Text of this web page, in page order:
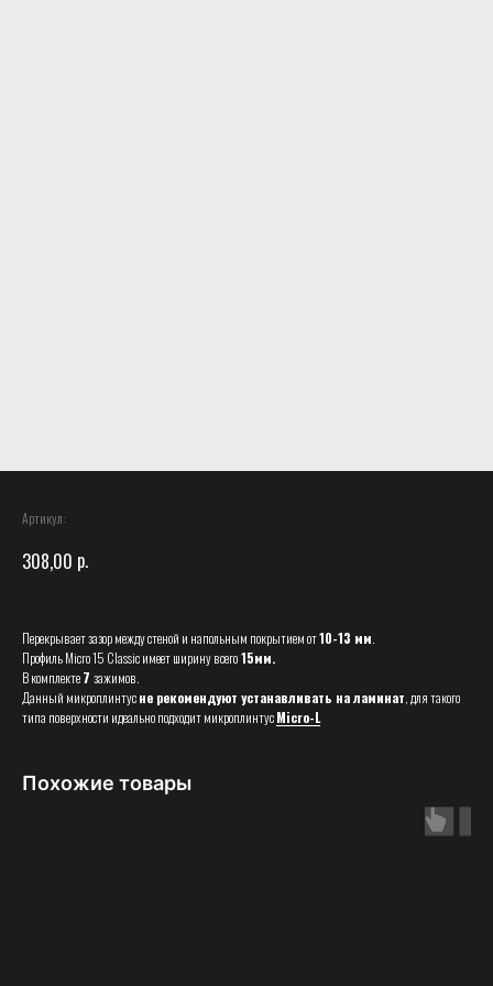
Артикул:
308,00 р.
Перекрывает зазор между стеной и напольным покрытием от10-13 мм.
Профиль Micro 15 Classic имеет ширину всего15мм.
В комплекте7 зажимов.
Данный микроплинтусне рекомендуют устанавливать на ламинат, для такого
типа поверхности идеально подходит микроплинтусMicro-L
Похожие товары